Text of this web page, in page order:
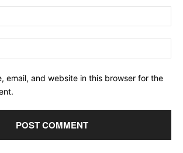
email, and website in this browser for the